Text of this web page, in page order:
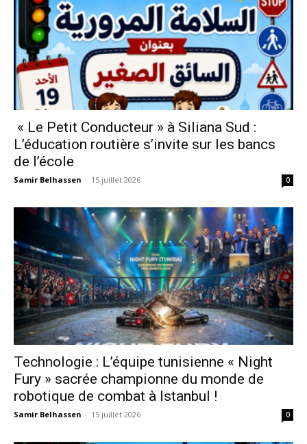
« Le Petit Conducteur » à Siliana Sud :
L’éducation routière s’invite sur les bancs
de l’école
Samir Belhassen - 15 juillet 2026 0
Technologie : L’équipe tunisienne « Night
Fury » sacrée championne du monde de
robotique de combat à Istanbul !
Samir Belhassen - 15 juillet 2026 0